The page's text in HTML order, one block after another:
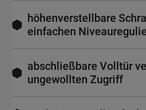
höhenverstellbare
einfachen
abschließbare Volltür
ungewollten Zugriff